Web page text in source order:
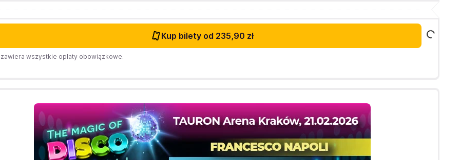
Kup bilety od 235,90 zł
wszystkie opłaty obowiązkowe.